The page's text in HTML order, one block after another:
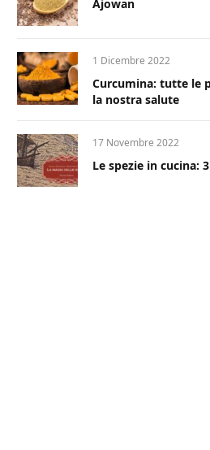
Ajowan
1 Dicembre 2022
Curcumina: tutte le
la nostra salute
17 Novembre 2022
Le spezie in cucina: